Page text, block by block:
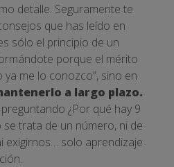
detalle. Seguramente te
que has leído en
sólo el principio de un
porque el mérito
me lo conozco”, sino en
a largo plazo.
¿Por qué hay 9
trata de un número, ni de
exigirnos… solo aprendizaje